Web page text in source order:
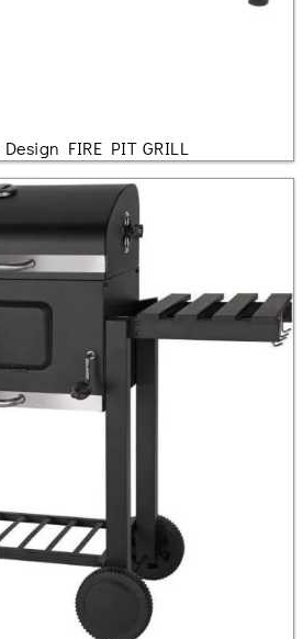
FIRE PIT GRILL